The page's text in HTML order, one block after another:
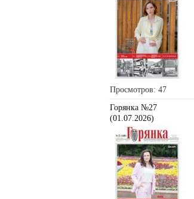
Просмотров: 47
Горянка №27
(01.07.2026)